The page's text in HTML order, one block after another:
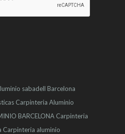
sabadell Barcelona
Carpinteria Aluminio
BARCELONA Carpinteria
Carpinteria aluminio